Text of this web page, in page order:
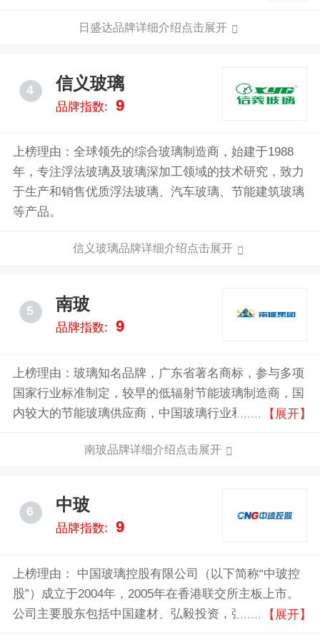
内外销售市场。日盛达品牌详细介绍点击展开
4 信义玻璃
品牌指数: 9
上榜理由：全球领先的综合玻璃制造商，始建于1988
年，专注浮法玻璃及玻璃深加工领域的技术研究，致力
于生产和销售优质浮法玻璃、汽车玻璃、节能建筑玻璃
等产品。
信义玻璃品牌详细介绍点击展开
5 南玻
品牌指数: 9
上榜理由：玻璃知名品牌，广东省著名商标，参与多项
国家行业标准制定，较早的低辐射节能玻璃制造商，国
内较大的节能玻璃供应商，中国玻璃行业和太阳能行业
节能玻璃、电子玻璃及显示器件、太阳能光伏三条完整
三角、华南珠三角、西南成渝地区、华北京津冀地区以
及华中湖北地区。南玻同时拥有全国性和国际化的运营
网络，产品广受国内外客户赞誉。中国南玻集团正让全
【展开】
南玻品牌详细介绍点击展开
6 中玻
品牌指数: 9
上榜理由： 中国玻璃控股有限公司（以下简称“中玻控
股”）成立于2004年，2005年在香港联交所主板上市。
公司主要股东包括中国建材、弘毅投资，强大的股东背
【展开】